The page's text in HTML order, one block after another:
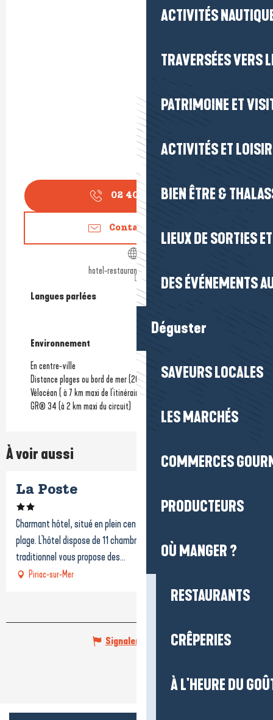
ACTIVITÉS
TRAVERSÉES VERS
PATRIMOINE ET
ACTIVITÉS ET
BIEN ÊTRE &
LIEUX DE SORTIES
DES ÉVÉNEMENTS
Déguster
SAVEURS LOCALES
LES MARCHÉS
COMMERCES
PRODUCTEURS
OÙ MANGER ?
RESTAURANTS
CRÊPERIES
À L'HEURE DU
02 40 23 50 ▒▒
Contactez-nous
hotel-restaurantdelaposte.com
Langues parlées
Langues parlées
Environnement
Environnement
En centre-ville
Distance plages ou bord de mer (200m)
Vélocéan ( à 7 km maxi de l'itinéraire)
GR® 34 (à 2 km maxi du circuit)
À voir aussi
La Poste
Charmant hôtel, situé en plein centre de Piriac-sur-Mer, à 100m de la
plage. L'hôtel dispose de 11 chambres, tout confort et le restaurant
traditionnel vous propose des...
Piriac-sur-Mer
Signaler une erreur